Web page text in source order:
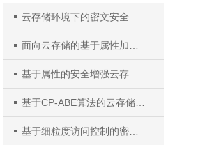
云存储环境下的密文安全共享机制
面向云存储的基于属性加密的多授权中心访问控制方案
基于属性的安全增强云存储访问控制方案
基于CP-ABE算法的云存储数据访问控制
基于细粒度访问控制的密文域可逆信息隐藏